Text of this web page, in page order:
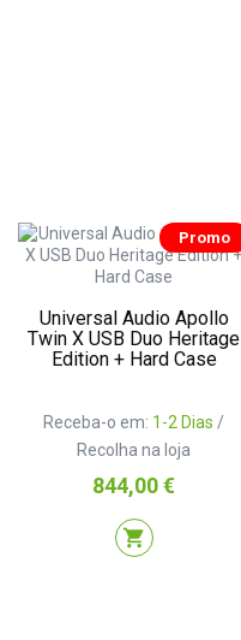
Promo
Universal Audio Apollo
Twin X USB Duo Heritage
Edition + Hard Case
Receba-o em: 1-2 Dias /
Recolha na loja
Preço
844,00 €
shopping_cart